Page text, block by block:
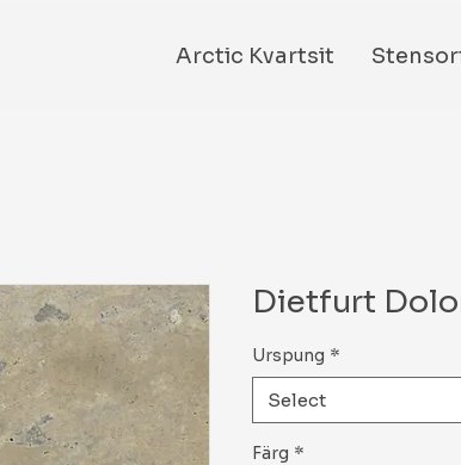
Arctic Kvartsit
Dietfurt
Urspung *
Select
Färg *